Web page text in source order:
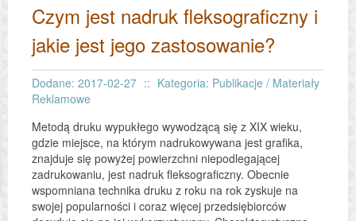
Czym jest nadruk fleksograficzny i
jakie jest jego zastosowanie?
Dodane: 2017-02-27 :: Kategoria: Publikacje / Materiały
Reklamowe
Metodą druku wypukłego wywodzącą się z XIX wieku,
gdzie miejsce, na którym nadrukowywana jest grafika,
znajduje się powyżej powierzchni niepodlegającej
zadrukowaniu, jest nadruk fleksograficzny. Obecnie
wspomniana technika druku z roku na rok zyskuje na
swojej popularności i coraz więcej przedsiębiorców